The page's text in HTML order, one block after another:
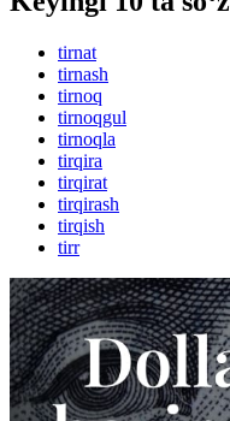
tirnat
tirnash
tirnoq
tirnoqgul
tirnoqla
tirqira
tirqirat
tirqirash
tirqish
tirr